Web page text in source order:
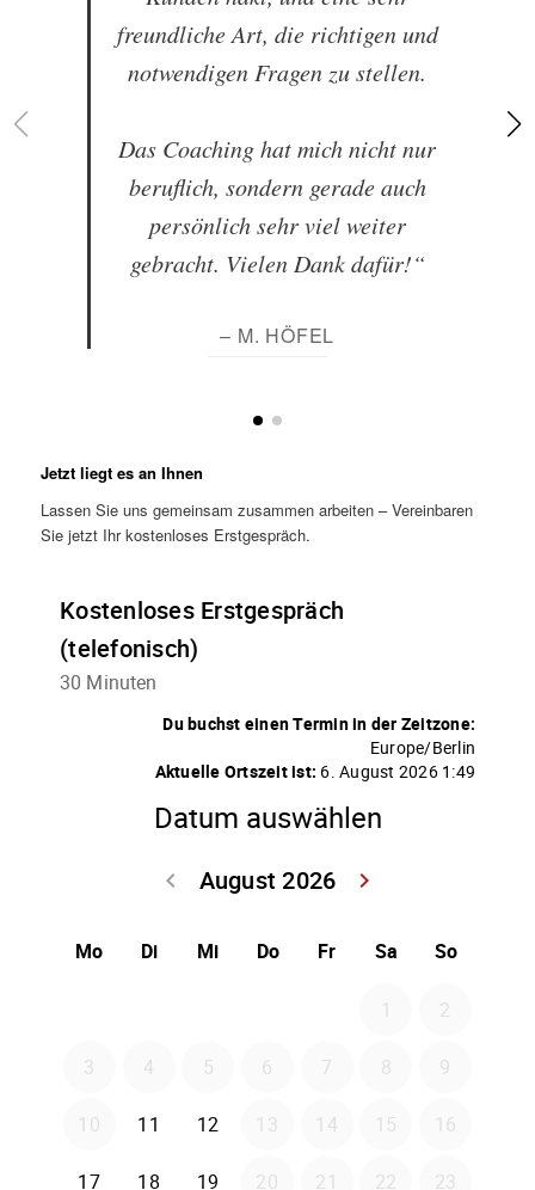
freundliche Art, die richtigen und
notwendigen Fragen zu stellen.
Das Coaching hat mich nicht nur
beruflich, sondern gerade auch
persönlich sehr viel weiter
gebracht. Vielen Dank dafür!“
– M. HÖFEL
Jetzt liegt es an Ihnen
Lassen Sie uns gemeinsam zusammen arbeiten – Vereinbaren
Sie jetzt Ihr kostenloses Erstgespräch.